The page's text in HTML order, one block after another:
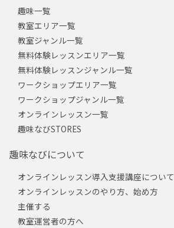
趣味一覧
教室エリア一覧
教室ジャンル一覧
無料体験レッスンエリア一覧
無料体験レッスンジャンル一覧
ワークショップエリア一覧
ワークショップジャンル一覧
オンラインレッスン一覧
趣味なびSTORES
趣味なびについて
オンラインレッスン導入支援講座について
オンラインレッスンのやり方、始め方
主催する
教室運営者の方へ